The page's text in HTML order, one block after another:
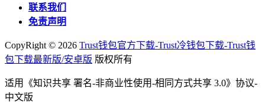
联系我们
免责声明
CopyRight © 2026 Trust钱包官方下载-Trust冷钱包下载-Trust钱
包下载最新版/安卓版 版权所有
适用《知识共享 署名-非商业性使用-相同方式共享 3.0》协议-
中文版